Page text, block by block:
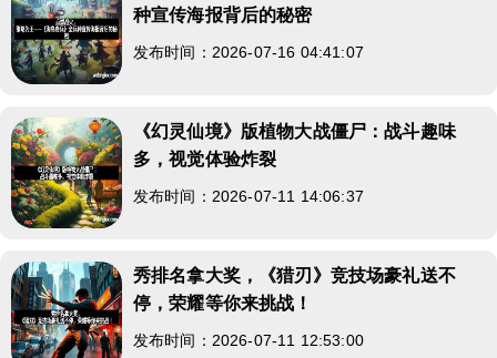
种宣传海报背后的秘密
发布时间：2026-07-16 04:41:07
《幻灵仙境》版植物大战僵尸：战斗趣味
多，视觉体验炸裂
发布时间：2026-07-11 14:06:37
秀排名拿大奖，《猎刃》竞技场豪礼送不
停，荣耀等你来挑战！
发布时间：2026-07-11 12:53:00